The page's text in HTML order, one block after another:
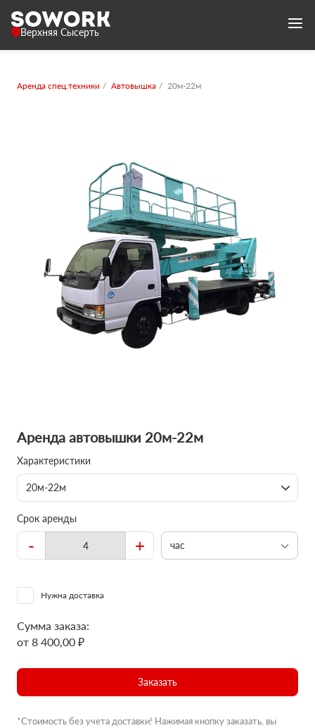
Верхняя Сысерть
Аренда спец.техники Автовышка 20м-22м
Аренда автовышки 20м-22м
Характеристики
20м-22м
Срок аренды
- + час
Нужна доставка
Сумма заказа:
от 8 400,00 ₽
Заказать
*Стоимость без учета доставки! Нажимая кнопку заказать, вы